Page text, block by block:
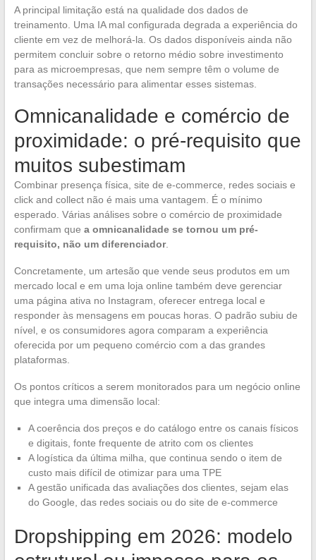
A principal limitação está na qualidade dos dados de
treinamento. Uma IA mal configurada degrada a experiência do
cliente em vez de melhorá-la. Os dados disponíveis ainda não
permitem concluir sobre o retorno médio sobre investimento
para as microempresas, que nem sempre têm o volume de
transações necessário para alimentar esses sistemas.
Omnicanalidade e comércio de
proximidade: o pré-requisito que
muitos subestimam
Combinar presença física, site de e-commerce, redes sociais e
click and collect não é mais uma vantagem. É o mínimo
esperado. Várias análises sobre o comércio de proximidade
confirmam que a omnicanalidade se tornou um pré-
requisito, não um diferenciador.
Concretamente, um artesão que vende seus produtos em um
mercado local e em uma loja online também deve gerenciar
uma página ativa no Instagram, oferecer entrega local e
responder às mensagens em poucas horas. O padrão subiu de
nível, e os consumidores agora comparam a experiência
oferecida por um pequeno comércio com a das grandes
plataformas.
Os pontos críticos a serem monitorados para um negócio online
que integra uma dimensão local:
A coerência dos preços e do catálogo entre os canais físicos
e digitais, fonte frequente de atrito com os clientes
A logística da última milha, que continua sendo o item de
custo mais difícil de otimizar para uma TPE
A gestão unificada das avaliações dos clientes, sejam elas
do Google, das redes sociais ou do site de e-commerce
Dropshipping em 2026: modelo